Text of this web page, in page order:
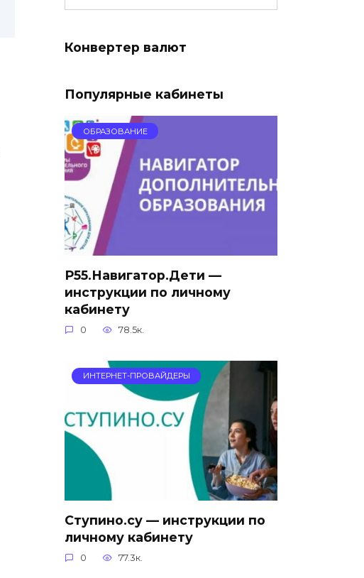
Конвертер валют
Популярные кабинеты
ОБРАЗОВАНИЕ
Р55.Навигатор.Дети —
инструкции по личному
кабинету
0 78.5к.
ИНТЕРНЕТ-ПРОВАЙДЕРЫ
Ступино.су — инструкции по
личному кабинету
0 77.3к.